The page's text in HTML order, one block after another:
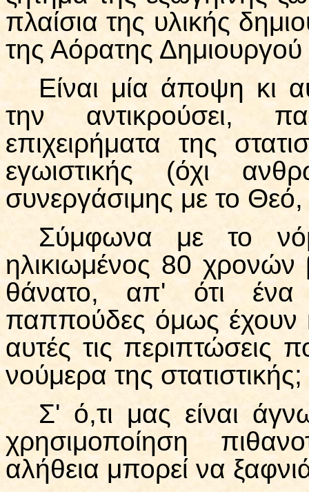
πλαίσια της υλικής
της Αόρατης
Είναι μία άποψη κι
την αντικρούσει,
επιχειρήματα της
εγωιστικής (όχι
συνεργάσιμης με το Θεό,
Σύμφωνα με το
ηλικιωμένος 80 χρονών
θάνατο, απ' ότι
παππούδες όμως έχουν
αυτές τις περιπτώσεις
νούμερα της στατιστικής;
Σ' ό,τι μας είναι
χρησιμοποίηση
αλήθεια μπορεί να